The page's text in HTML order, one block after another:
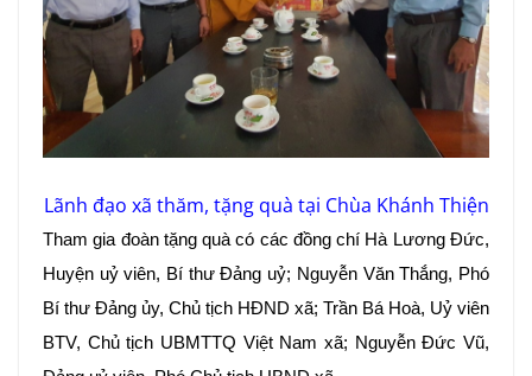
Lãnh đạo xã thăm, tặng quà tại Chùa Khánh Thiện
Tham gia đoàn tặng quà có các đồng chí Hà Lương Đức,
Huyện uỷ viên, Bí thư Đảng uỷ; Nguyễn Văn Thắng, Phó
Bí thư Đảng ủy, Chủ tịch HĐND xã; Trần Bá Hoà, Uỷ viên
BTV, Chủ tịch UBMTTQ Việt Nam xã; Nguyễn Đức Vũ,